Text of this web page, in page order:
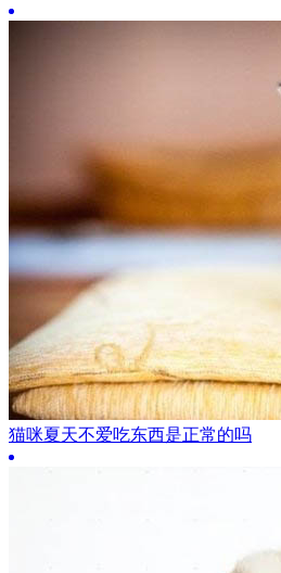
猫咪夏天不爱吃东西是正常的吗